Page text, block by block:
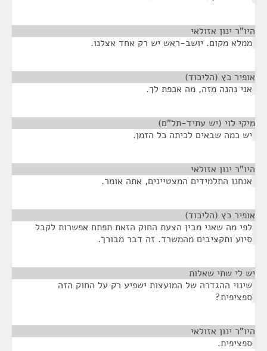
היו"ר ינון אזולאי
ממלא מקום. יושב-ראש יש רק אחד אצלנו.
אופיר כץ (הליכוד)
אני נהנה מזה, מה אכפת לך.
מיקי לוי (יש עתיד-תל"ם)
יש כמה שבאים לכיתה כל הזמן.
היו"ר ינון אזולאי
אנחנו התלמידים המצטיינים, אתה אומר.
אופיר כץ (הליכוד)
לפי מה שאני מבין הצעת החוק הזאת תפתח אפשרות לקבל
סיוע ותקציבים מהמשרד. זה דבר מבורך.
יש לי שתי שאלות
שינוי ההגדרה של המועצות ישפיע רק על החוק הזה
ספציפית?
היו"ר ינון אזולאי
ספציפית.